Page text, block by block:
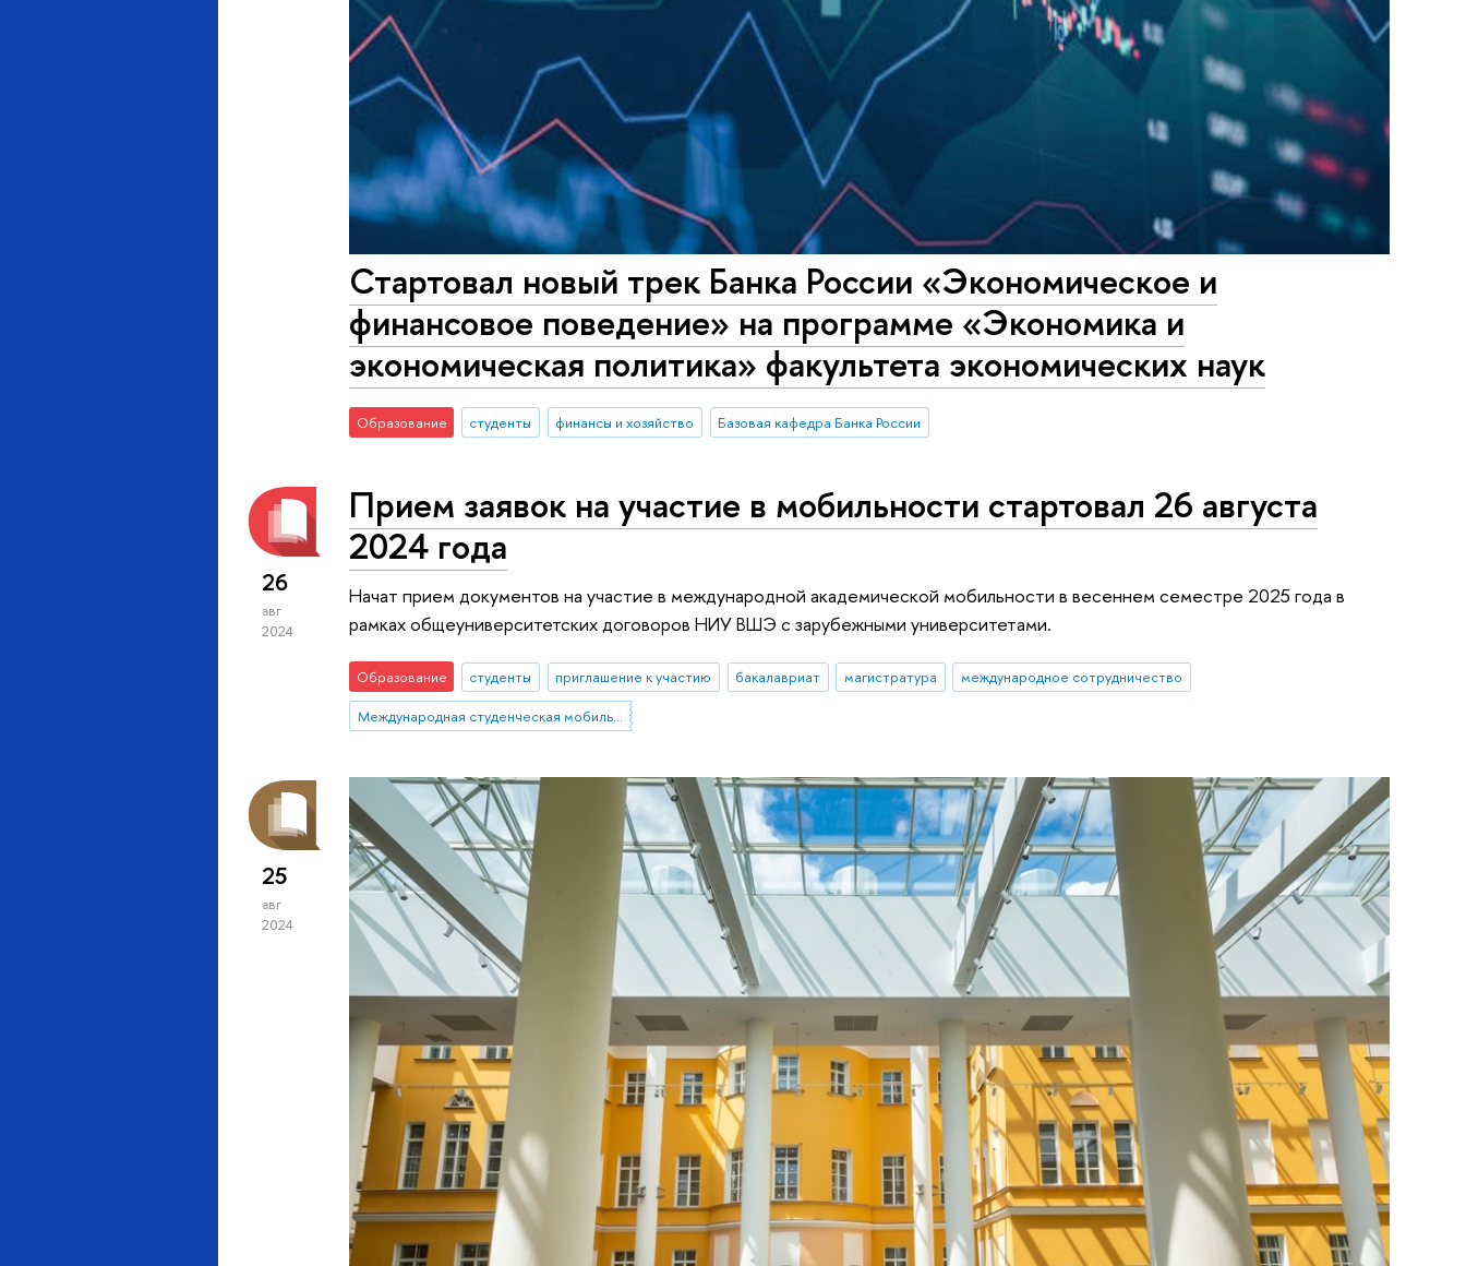
Стартовал новый трек Банка России «Экономическое и
финансовое поведение» на программе «Экономика и
экономическая политика» факультета экономических наук
Образование студенты финансы и хозяйство Базовая кафедра Банка России
26
авг
2024
Прием заявок на участие в мобильности стартовал 26 августа
2024 года
Начат прием документов на участие в международной академической мобильности в весеннем семестре 2025 года в
рамках общеуниверситетских договоров НИУ ВШЭ с зарубежными университетами.
Образование студенты приглашение к участию бакалавриат магистратура
международное сотрудничество
Международная студенческая мобильность: исходящая мобильность
25
авг
2024